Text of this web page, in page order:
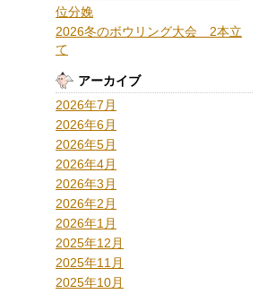
位分娩
2026冬のボウリング大会 2本立
て
アーカイブ
2026年7月
2026年6月
2026年5月
2026年4月
2026年3月
2026年2月
2026年1月
2025年12月
2025年11月
2025年10月